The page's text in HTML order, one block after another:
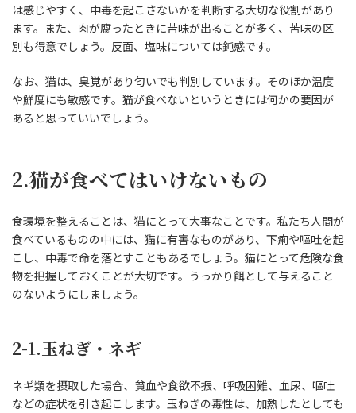
は感じやすく、中毒を起こさないかを判断する大切な役割があり
ます。また、肉が腐ったときに苦味が出ることが多く、苦味の区
別も得意でしょう。反面、塩味については鈍感です。
なお、猫は、臭覚があり匂いでも判別しています。そのほか温度
や鮮度にも敏感です。猫が食べないというときには何かの要因が
あると思っていいでしょう。
2.猫が食べてはいけないもの
食環境を整えることは、猫にとって大事なことです。私たち人間が
食べているものの中には、猫に有害なものがあり、下痢や嘔吐を起
こし、中毒で命を落とすこともあるでしょう。猫にとって危険な食
物を把握しておくことが大切です。うっかり餌として与えること
のないようにしましょう。
2-1.玉ねぎ・ネギ
ネギ類を摂取した場合、貧血や食欲不振、呼吸困難、血尿、嘔吐
などの症状を引き起こします。玉ねぎの毒性は、加熱したとしても